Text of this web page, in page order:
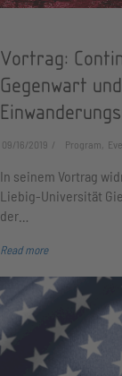
Vortrag:
Gegenwart
09/16/2019 Program,
In seinem Vortrag
Liebig-Universität
der…
Read more